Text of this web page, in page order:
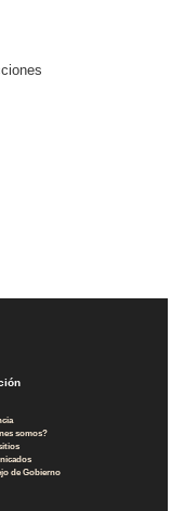
somos?
de Gobierno